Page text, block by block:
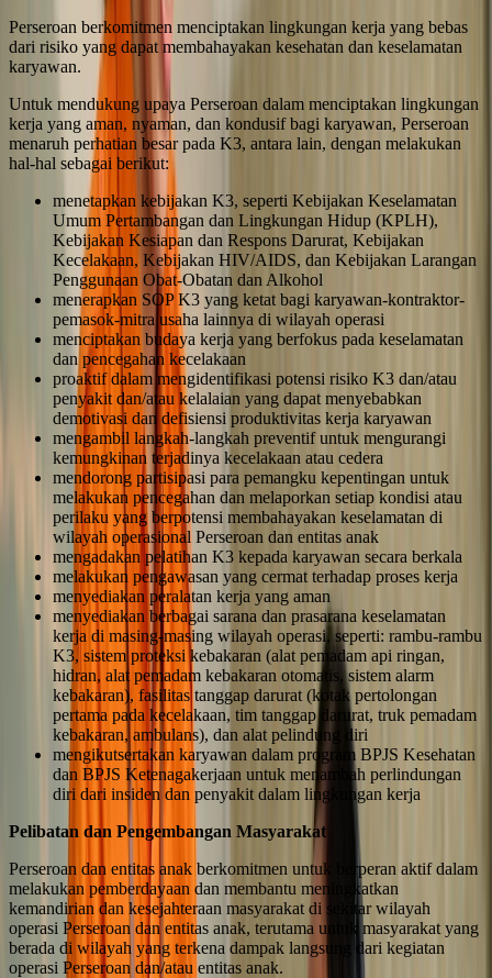
Perseroan berkomitmen menciptakan lingkungan kerja yang bebas
dari risiko yang dapat membahayakan kesehatan dan keselamatan
karyawan.
Untuk mendukung upaya Perseroan dalam menciptakan lingkungan
kerja yang aman, nyaman, dan kondusif bagi karyawan, Perseroan
menaruh perhatian besar pada K3, antara lain, dengan melakukan
hal-hal sebagai berikut:
menetapkan kebijakan K3, seperti Kebijakan Keselamatan
Umum Pertambangan dan Lingkungan Hidup (KPLH),
Kebijakan Kesiapan dan Respons Darurat, Kebijakan
Kecelakaan, Kebijakan HIV/AIDS, dan Kebijakan Larangan
Penggunaan Obat-Obatan dan Alkohol
menerapkan SOP K3 yang ketat bagi karyawan-kontraktor-
pemasok-mitra usaha lainnya di wilayah operasi
menciptakan budaya kerja yang berfokus pada keselamatan
dan pencegahan kecelakaan
proaktif dalam mengidentifikasi potensi risiko K3 dan/atau
penyakit dan/atau kelalaian yang dapat menyebabkan
demotivasi dan defisiensi produktivitas kerja karyawan
mengambil langkah-langkah preventif untuk mengurangi
kemungkinan terjadinya kecelakaan atau cedera
mendorong partisipasi para pemangku kepentingan untuk
melakukan pencegahan dan melaporkan setiap kondisi atau
perilaku yang berpotensi membahayakan keselamatan di
wilayah operasional Perseroan dan entitas anak
mengadakan pelatihan K3 kepada karyawan secara berkala
melakukan pengawasan yang cermat terhadap proses kerja
menyediakan peralatan kerja yang aman
menyediakan berbagai sarana dan prasarana keselamatan
kerja di masing-masing wilayah operasi, seperti: rambu-rambu
K3, sistem proteksi kebakaran (alat pemadam api ringan,
hidran, alat pemadam kebakaran otomatis, sistem alarm
kebakaran), fasilitas tanggap darurat (kotak pertolongan
pertama pada kecelakaan, tim tanggap darurat, truk pemadam
kebakaran, ambulans), dan alat pelindung diri
mengikutsertakan karyawan dalam program BPJS Kesehatan
dan BPJS Ketenagakerjaan untuk menambah perlindungan
diri dari insiden dan penyakit dalam lingkungan kerja
Pelibatan dan Pengembangan Masyarakat
Perseroan dan entitas anak berkomitmen untuk berperan aktif dalam
melakukan pemberdayaan dan membantu meningkatkan
kemandirian dan kesejahteraan masyarakat di sekitar wilayah
operasi Perseroan dan entitas anak, terutama untuk masyarakat yang
berada di wilayah yang terkena dampak langsung dari kegiatan
operasi Perseroan dan/atau entitas anak.